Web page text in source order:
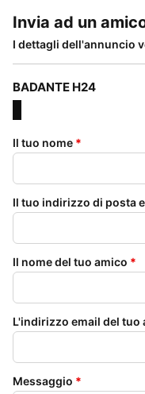
Invia ad un
I dettagli dell'annuncio
BADANTE H24
Il tuo nome *
Il tuo indirizzo di posta
Il nome del tuo amico *
L'indirizzo email del tuo
Messaggio *